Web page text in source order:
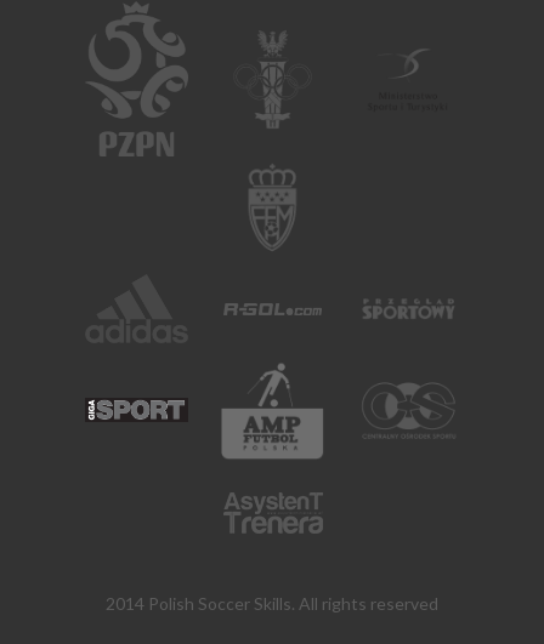
2014 Polish Soccer Skills. All rights reserved